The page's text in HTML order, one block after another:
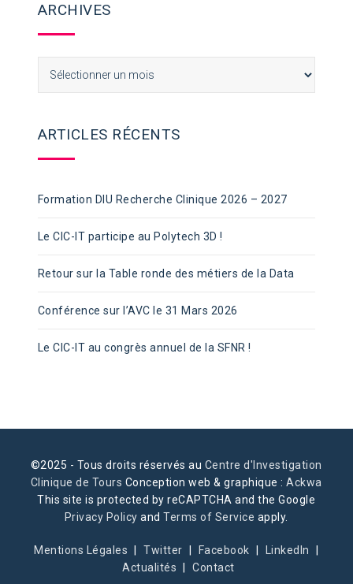
ARCHIVES
ARTICLES RÉCENTS
Formation DIU Recherche Clinique 2026 – 2027
Le CIC-IT participe au Polytech 3D !
Retour sur la Table ronde des métiers de la Data
Conférence sur l’AVC le 31 Mars 2026
Le CIC-IT au congrès annuel de la SFNR !
©2025 - Tous droits réservés au Centre d'Investigation
Clinique de Tours Conception web & graphique :Ackwa
This site is protected by reCAPTCHA and the Google
Privacy Policy andTerms of Service apply.
Mentions Légales Twitter Facebook
LinkedIn
Actualités
Contact